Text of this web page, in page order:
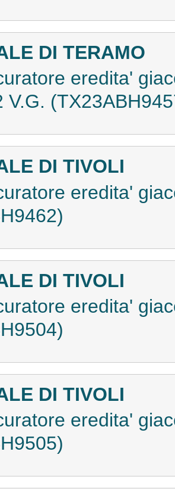
DI TERAMO
eredita'
V.G.
DI TIVOLI
eredita'
DI TIVOLI
eredita'
DI TIVOLI
eredita'